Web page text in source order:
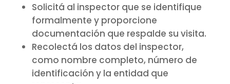
Solicitá al inspector que se identifique
formalmente y proporcione
documentación que respalde su visita.
Recolectá los datos del inspector,
como nombre completo, número de
identificación y la entidad que